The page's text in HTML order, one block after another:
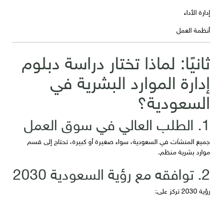
إدارة الأداء
أنظمة العمل
ثانيًا: لماذا تختار دراسة دبلوم
إدارة الموارد البشرية في
السعودية؟
1. الطلب العالي في سوق العمل
جميع المنشآت في السعودية، سواء صغيرة أو كبيرة، تحتاج إلى قسم
موارد بشرية منظم.
2. توافقه مع رؤية السعودية 2030
رؤية 2030 تركز على: